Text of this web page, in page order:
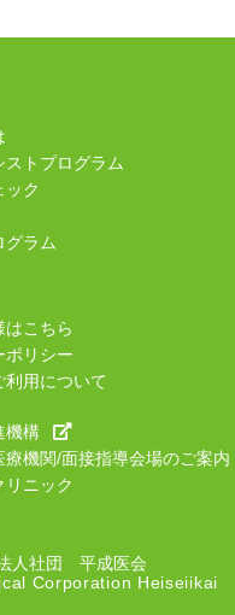
ストプログラム
ック
グラム
はこちら
ポリシー
利用について
機構
療機関/面接指導会場のご案内
リニック
人社団 平成医会
Corporation Heiseiikai